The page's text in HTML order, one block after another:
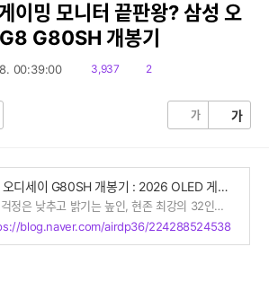
밍 모니터 끝판왕? 삼성 오
G80SH 개봉기
00:39:00
읽
3,937
댓
2
가 가
삼성 오디세이 G80SH 개봉기 : 2026 OLED 게이밍 모니터 스펙 리뷰
번인 걱정은 낮추고 밝기는 높인, 현존 최강의 32인치 게이밍 모니터 삼성 오디세이 G80SH 개봉기 2026 ...
blog.naver.com/airdp36/224288524538